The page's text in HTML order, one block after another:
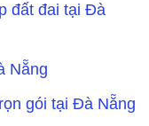
đất đai tại Đà
Nẵng
gói tại Đà Nẵng